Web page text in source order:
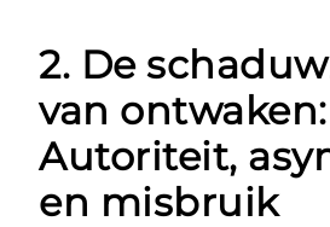
2. De
van ontwaken:
Autoriteit,
en misbruik